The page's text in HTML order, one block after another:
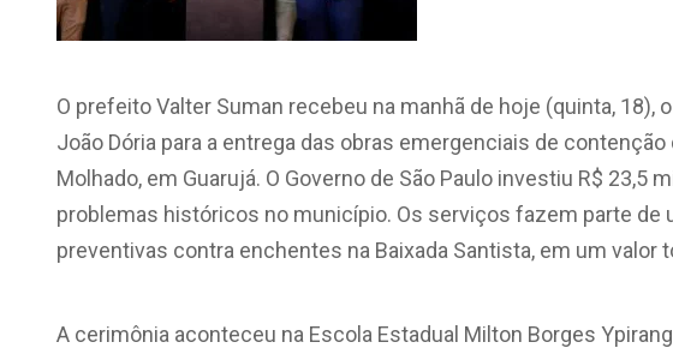
O prefeito Valter Suman recebeu na manhã de hoje (quinta, 18),
João Dória para a entrega das obras emergenciais de
Molhado, em Guarujá. O Governo de São Paulo investiu R$ 23,5
problemas históricos no município. Os serviços fazem parte de
preventivas contra enchentes na Baixada Santista, em um valor
A cerimônia aconteceu na Escola Estadual Milton Borges